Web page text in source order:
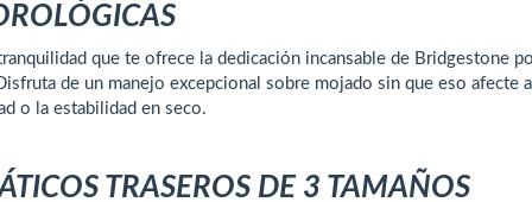
que te ofrece la dedicación incansable de Bridgestone
de un manejo excepcional sobre mojado sin que eso afecte
o la estabilidad en seco.
TRASEROS DE 3 TAMAÑOS